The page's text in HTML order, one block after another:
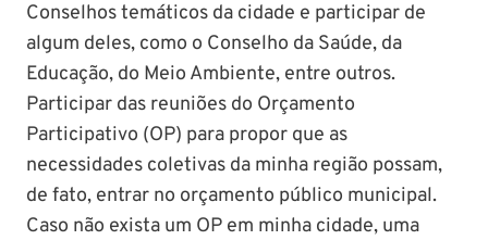
Conselhos temáticos da cidade e participar de
algum deles, como o Conselho da Saúde, da
Educação, do Meio Ambiente, entre outros.
Participar das reuniões do Orçamento
Participativo (OP) para propor que as
necessidades coletivas da minha região possam,
de fato, entrar no orçamento público municipal.
Caso não exista um OP em minha cidade, uma